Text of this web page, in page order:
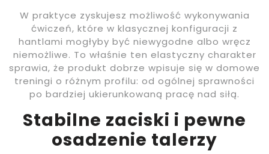
W praktyce zyskujesz możliwość wykonywania
ćwiczeń, które w klasycznej konfiguracji z
hantlami mogłyby być niewygodne albo wręcz
niemożliwe. To właśnie ten elastyczny charakter
sprawia, że produkt dobrze wpisuje się w domowe
treningi o różnym profilu: od ogólnej sprawności
po bardziej ukierunkowaną pracę nad siłą.
Stabilne zaciski i pewne
osadzenie talerzy